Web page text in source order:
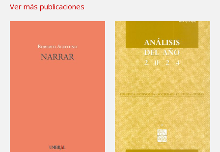
Ver más publicaciones